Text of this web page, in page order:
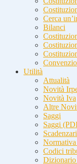
Cerca
Bilanci
Utilità
Attualità
Novità
Novità Iva
Altre
Saggi
Saggi
Codici